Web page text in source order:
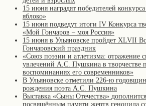
15 июня наградят победителей
яблоко»
15 июня подведут итоги IV Конкурса
«Мой Гончаров – моя Россия»
15 июня в Ульяновске пройдет XLVII
Гончаровский праздник
«Союз поэзии и атлетизма: отражение
увлечений А.С. Пушкина в творчестве
воспоминаниях его современников»
В Ульяновске отметили 226-ю
рождения поэта А.С. Пушкина
Выставка «Сыны Отечества»
посвящённым памяти жертв геноцида